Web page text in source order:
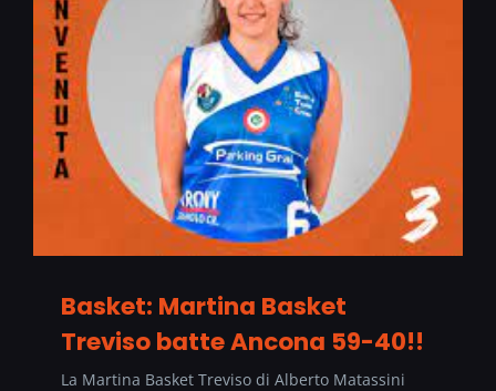
Basket: Martina Basket
Treviso batte Ancona 59-40!!
La Martina Basket Treviso di Alberto Matassini